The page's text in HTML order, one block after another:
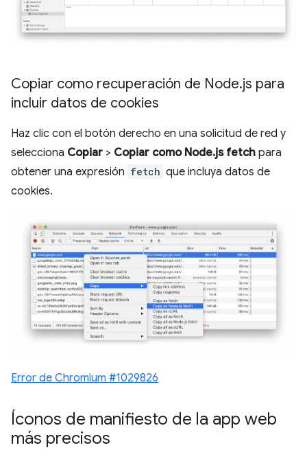
Copiar como recuperación de Node.js para
incluir datos de cookies
Haz clic con el botón derecho en una solicitud de red y
selecciona Copiar > Copiar como Node.js fetch para
obtener una expresión fetch que incluya datos de
cookies.
Error de Chromium #1029826
Íconos de manifiesto de la app web
más precisos